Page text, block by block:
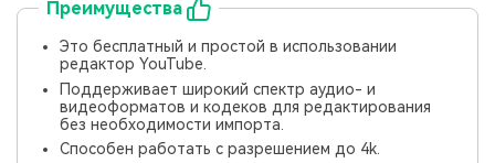
Преимущества
Это бесплатный и простой в использовании
редактор YouTube.
Поддерживает широкий спектр аудио- и
видеоформатов и кодеков для редактирования
без необходимости импорта.
Способен работать с разрешением до 4k.